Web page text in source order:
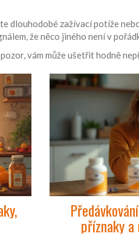
dlouhodobé zažívací potíže
že něco jiného není v
vám může ušetřit hodně
příznaky